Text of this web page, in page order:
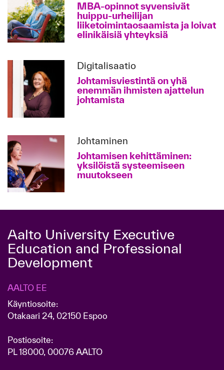
MBA-opinnot syvensivät
huippu-urheilijan
liiketoimintaosaamista ja loivat
elinikäisiä yhteyksiä
Digitalisaatio
Johtamisviestintä on yhä
enemmän ihmisten ajattelun
johtamista
Johtaminen
Johtamisen kehittäminen:
yksilöistä systeemiseen
muutokseen
Aalto University Executive
Education and Professional
Development
AALTO EE
Käyntiosoite:
Otakaari 24, 02150 Espoo
Postiosoite:
PL 18000, 00076 AALTO